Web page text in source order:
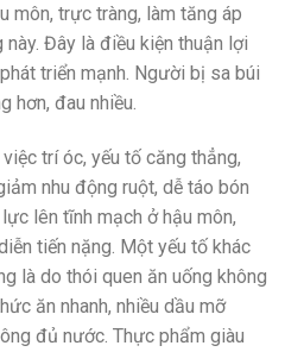
môn, trực tràng, làm tăng áp
Đây là điều kiện thuận lợi
triển mạnh. Người bị sa búi
hơn, đau nhiều.
trí óc, yếu tố căng thẳng,
nhu động ruột, dễ táo bón
lên tĩnh mạch ở hậu môn,
tiến nặng. Một yếu tố khác
là do thói quen ăn uống không
ăn nhanh, nhiều dầu mỡ
đủ nước. Thực phẩm giàu